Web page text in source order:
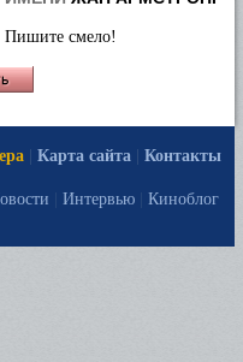
Пишите смело!
Карта сайта
Контакты
Интервью Киноблог